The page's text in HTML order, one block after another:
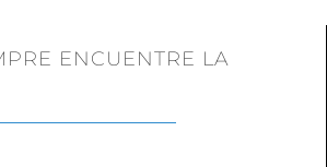
ENCUENTRE LA